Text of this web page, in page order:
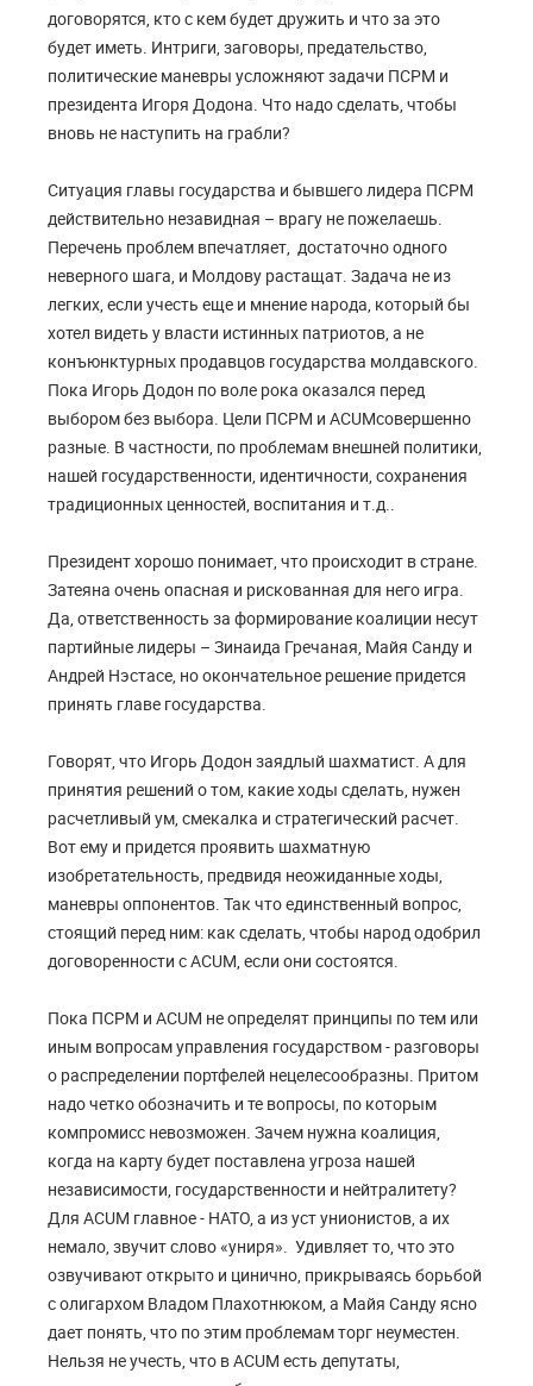
договорятся, кто с кем будет дружить и что за это
будет иметь. Интриги, заговоры, предательство,
политические маневры усложняют задачи ПСРМ и
президента Игоря Додона. Что надо сделать, чтобы
вновь не наступить на грабли?
Ситуация главы государства и бывшего лидера ПСРМ
действительно незавидная – врагу не пожелаешь.
Перечень проблем впечатляет, достаточно одного
неверного шага, и Молдову растащат. Задача не из
легких, если учесть еще и мнение народа, который бы
хотел видеть у власти истинных патриотов, а не
конъюнктурных продавцов государства молдавского.
Пока Игорь Додон по воле рока оказался перед
выбором без выбора. Цели ПСРМ и ACUMсовершенно
разные. В частности, по проблемам внешней политики,
нашей государственности, идентичности, сохранения
традиционных ценностей, воспитания и т.д..
Президент хорошо понимает, что происходит в стране.
Затеяна очень опасная и рискованная для него игра.
Да, ответственность за формирование коалиции несут
партийные лидеры – Зинаида Гречаная, Майя Санду и
Андрей Нэстасе, но окончательное решение придется
принять главе государства.
Говорят, что Игорь Додон заядлый шахматист. А для
принятия решений о том, какие ходы сделать, нужен
расчетливый ум, смекалка и стратегический расчет.
Вот ему и придется проявить шахматную
изобретательность, предвидя неожиданные ходы,
маневры оппонентов. Так что единственный вопрос,
стоящий перед ним: как сделать, чтобы народ одобрил
договоренности сACUM, если они состоятся.
Пока ПСРМ и ACUM не определят принципы по тем или
иным вопросам управления государством - разговоры
о распределении портфелей нецелесообразны. Притом
надо четко обозначить и те вопросы, по которым
компромисс невозможен. Зачем нужна коалиция,
когда на карту будет поставлена угроза нашей
независимости, государственности и нейтралитету?
Для ACUM главное - НАТО, а из уст унионистов, а их
немало, звучит слово «униря». Удивляет то, что это
озвучивают открыто и цинично, прикрываясь борьбой
с олигархом Владом Плахотнюком, а Майя Санду ясно
дает понять, что по этим проблемам торг неуместен.
Нельзя не учесть, что вACUM есть депутаты,